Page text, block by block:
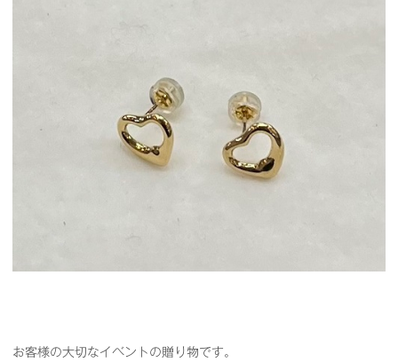
お客様の大切なイベントの贈り物です。